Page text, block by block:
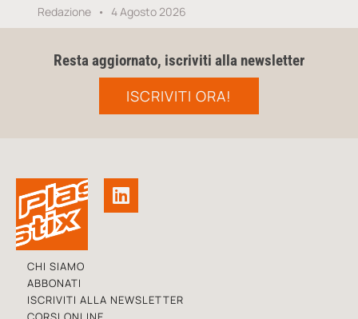
Redazione 4 Agosto 2026
Resta aggiornato, iscriviti alla newsletter
ISCRIVITI ORA!
CHI SIAMO
ABBONATI
ISCRIVITI ALLA NEWSLETTER